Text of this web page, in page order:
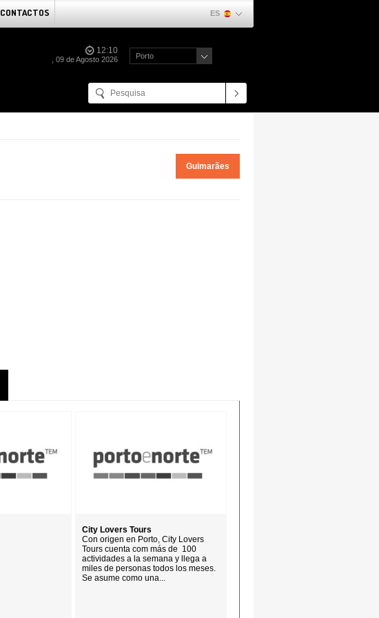
CONTACTOS ES
12:10
, 09 de Agosto 2026 Porto
Guimarães
City Lovers Tours
Con origen en Porto, City Lovers
Tours cuenta com más de 100
actividades a la semana y llega a
miles de personas todos los meses.
Se asume como una...